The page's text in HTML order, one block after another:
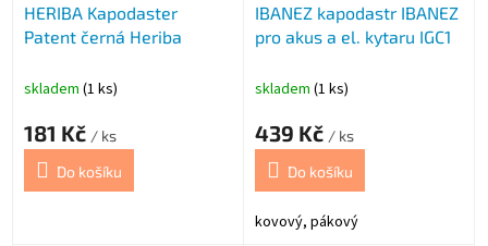
HERIBA Kapodaster
Patent černá Heriba
skladem (1 ks)
181 Kč / ks
Do košíku
IBANEZ kapodastr IBANEZ
pro akus a el. kytaru IGC1
skladem (1 ks)
439 Kč / ks
Do košíku
kovový, pákový